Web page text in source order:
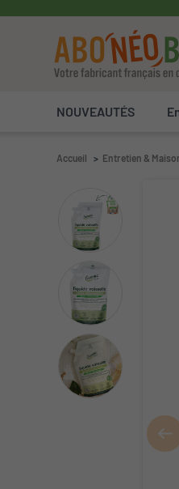
NOUVEAUTÉS
Accueil Entretien &